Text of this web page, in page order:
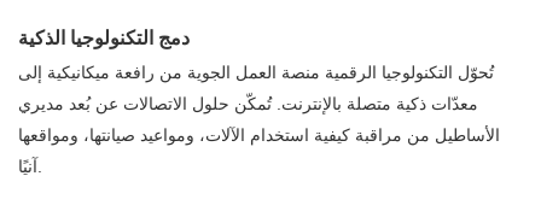
دمج التكنولوجيا الذكية
تُحوّل التكنولوجيا الرقمية منصة العمل الجوية من رافعة ميكانيكية إلى
معدّات ذكية متصلة بالإنترنت. تُمكّن حلول الاتصالات عن بُعد مديري
الأساطيل من مراقبة كيفية استخدام الآلات، ومواعيد صيانتها، ومواقعها